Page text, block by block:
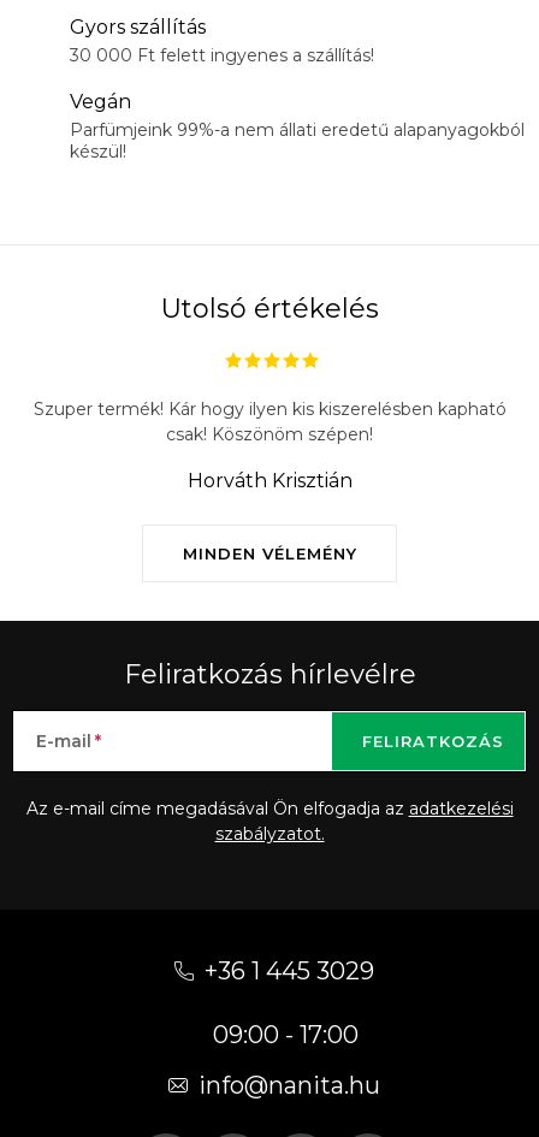
Gyors szállítás
30 000 Ft felett ingyenes a szállítás!
Vegán
Parfümjeink 99%-a nem állati eredetű alapanyagokból
készül!
Utolsó értékelés
MINDEN VÉLEMÉNY
Szuper termék! Kár hogy ilyen kis kiszerelésben kapható
csak! Köszönöm szépen!
Horváth Krisztián
Feliratkozás hírlevélre
E-mail
Az e-mail címe megadásával Ön elfogadja az adatkezelési
szabályzatot.
FELIRATKOZÁS
+36 1 445 3029
09:00 - 17:00
info@nanita.hu